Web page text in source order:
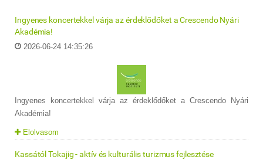
Ingyenes koncertekkel várja az érdeklődőket a Crescendo Nyári
Akadémia!
2026-06-24 14:35:26
Ingyenes koncertekkel várja az érdeklődőket a Crescendo Nyári
Akadémia!
Elolvasom
Kassától Tokajig - aktív és kulturális turizmus fejlesztése